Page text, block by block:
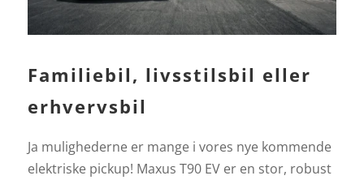
Familiebil, livsstilsbil eller
erhvervsbil
Ja mulighederne er mange i vores nye kommende
elektriske pickup! Maxus T90 EV er en stor, robust